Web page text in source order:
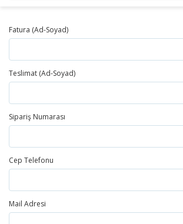
Fatura (Ad-Soyad)
Teslimat (Ad-Soyad)
Sipariş Numarası
Cep Telefonu
Mail Adresi